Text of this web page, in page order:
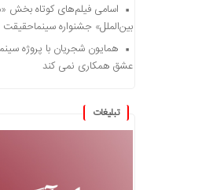
اسامی فیلم‌های کوتاه بخش
بین‌الملل» جشنواره سینماحقیقت
همایون شجریان با پروژه
عشق همکاری نمی کند
تبلیغات